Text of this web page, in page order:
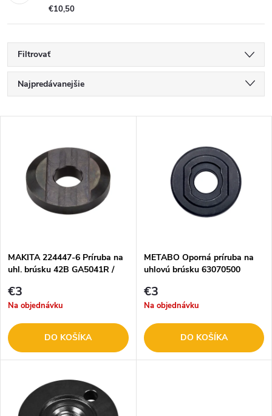
€10,50
Filtrovať
R
a
e
p
r
o
Najpredávanejšie
Abecedne
s
p
r
o
u
MAKITA 224447-6 Príruba na
uhl. brúsku 42B GA5041R /
€3
Na objednávku
DO KOŠÍKA
METABO Oporná príruba na
uhlovú brúsku 63070500
€3
Na objednávku
DO KOŠÍKA